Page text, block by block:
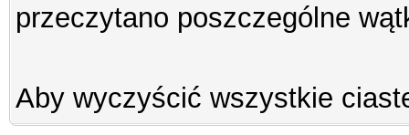
przeczytano poszczególne
Aby wyczyścić wszystkie